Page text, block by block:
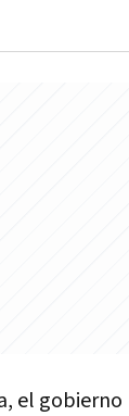
el gobierno